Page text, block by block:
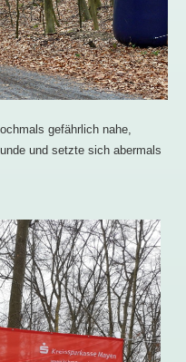
gefährlich nahe,
und setzte sich abermals